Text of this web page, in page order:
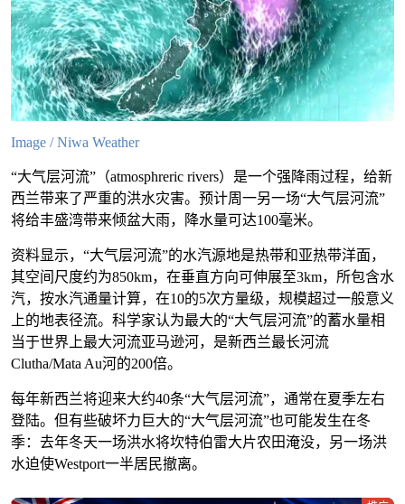
Image / Niwa Weather
“大气层河流”（atmosphreric rivers）是一个强降雨过程，给新
西兰带来了严重的洪水灾害。预计周一另一场“大气层河流”
将给丰盛湾带来倾盆大雨，降水量可达100毫米。
资料显示，“大气层河流”的水汽源地是热带和亚热带洋面，
其空间尺度约为850km，在垂直方向可伸展至3km，所包含水
汽，按水汽通量计算，在10的5次方量级，规模超过一般意义
上的地表径流。科学家认为最大的“大气层河流”的蓄水量相
当于世界上最大河流亚马逊河，是新西兰最长河流
Clutha/Mata Au河的200倍。
每年新西兰将迎来大约40条“大气层河流”，通常在夏季左右
登陆。但有些破坏力巨大的“大气层河流”也可能发生在冬
季：去年冬天一场洪水将坎特伯雷大片农田淹没，另一场洪
水迫使Westport一半居民撤离。